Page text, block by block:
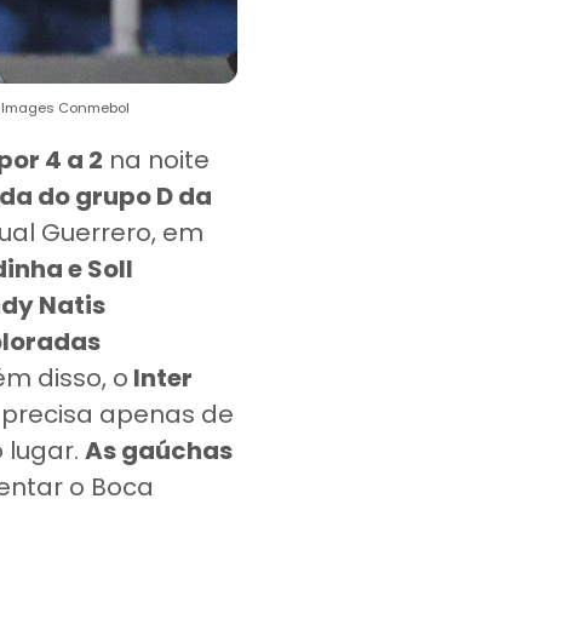
Conmebol
4 a 2 na noite
do grupo D da
Guerrero, em
e Soll
Natis
disso, o Inter
apenas de
As gaúchas
o Boca